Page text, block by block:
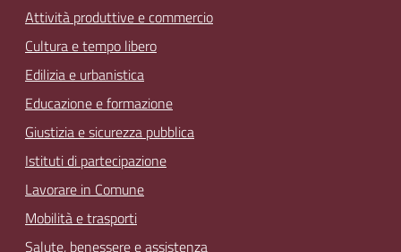
Attività produttive e commercio
Cultura e tempo libero
Edilizia e urbanistica
Educazione e formazione
Giustizia e sicurezza pubblica
Istituti di partecipazione
Lavorare in Comune
Mobilità e trasporti
Salute, benessere e assistenza